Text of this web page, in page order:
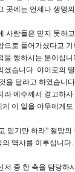
곳에는 언제나 생명
사람들은 믿지 못하
으로 들어가셨다고
을 행하시는 분이십
셨습니다. 야이로의
을 달라고 하였습니
라 예수께서 경고하
이 일을 아무에게
믿기만 하라” 절망
역사를 이루십니다.
저 중 한 축을 담당하